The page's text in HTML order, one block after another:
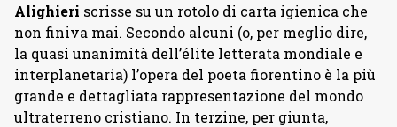
Alighieri scrisse su un rotolo di carta igienica che
non finiva mai. Secondo alcuni (o, per meglio dire,
la quasi unanimità dell’élite letterata mondiale e
interplanetaria) l’opera del poeta fiorentino è la più
grande e dettagliata rappresentazione del mondo
ultraterreno cristiano. In terzine, per giunta,